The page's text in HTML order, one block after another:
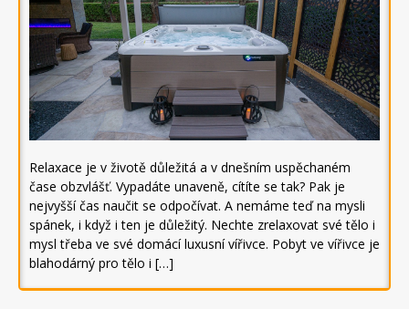
Relaxace je v životě důležitá a v dnešním uspěchaném
čase obzvlášť. Vypadáte unaveně, cítíte se tak? Pak je
nejvyšší čas naučit se odpočívat. A nemáme teď na mysli
spánek, i když i ten je důležitý. Nechte zrelaxovat své tělo i
mysl třeba ve své domácí luxusní vířivce. Pobyt ve vířivce je
blahodárný pro tělo i […]